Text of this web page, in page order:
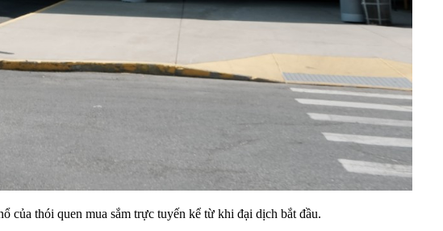
của thói quen mua sắm trực tuyến kể từ khi đại dịch bắt đầu.